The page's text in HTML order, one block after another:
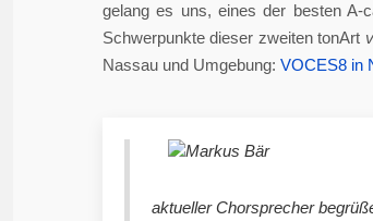
gelang es uns, eines der besten A-
Schwerpunkte dieser zweiten tonArt
Nassau und Umgebung: VOCES8 in
aktueller Chorsprecher